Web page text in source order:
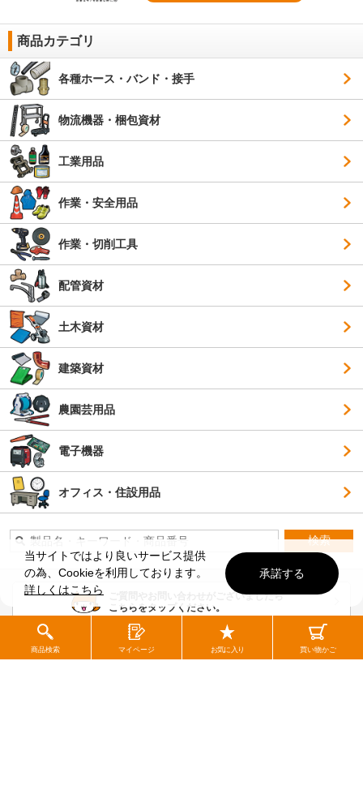
商品カテゴリ
各種ホース・バンド・接手
物流機器・梱包資材
工業用品
作業・安全用品
作業・切削工具
配管資材
土木資材
建築資材
農園芸用品
電子機器
オフィス・住設用品
検索
ご質問やお問い合わせがございましたら
こちらをタップください。
現場市場について
商品検索 マイページ お気に入り 買い物かご
当サイトではより良いサービス提供
の為、Cookieを利用しております。
詳しくはこちら
承諾する